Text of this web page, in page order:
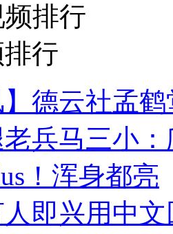
排行
行
】德云社孟
兵马三小
！浑身都亮
即兴用中